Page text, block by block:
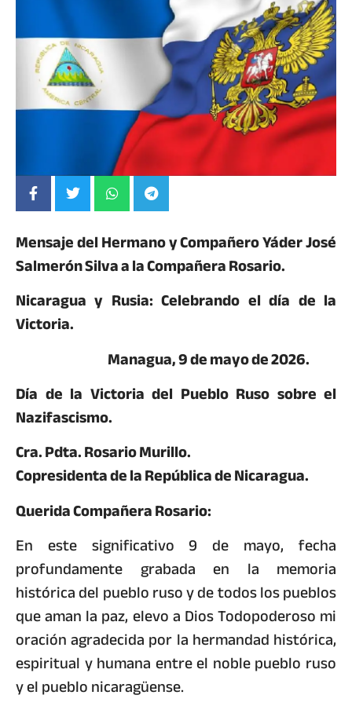
Mensaje del Hermano y Compañero Yáder José
Salmerón Silva a la Compañera Rosario.
Nicaragua y Rusia: Celebrando el día de la
Victoria.
Managua, 9 de mayo de 2026.
Día de la Victoria del Pueblo Ruso sobre el
Nazifascismo.
Cra. Pdta. Rosario Murillo.
Copresidenta de la República de Nicaragua.
Querida Compañera Rosario:
En este significativo 9 de mayo, fecha
profundamente grabada en la memoria
histórica del pueblo ruso y de todos los pueblos
que aman la paz, elevo a Dios Todopoderoso mi
oración agradecida por la hermandad histórica,
espiritual y humana entre el noble pueblo ruso
y el pueblo nicaragüense.